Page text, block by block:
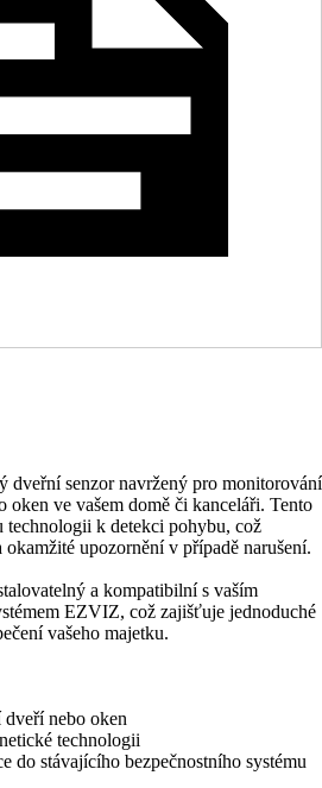
dveřní senzor navržený pro monitorování
oken ve vašem domě či kanceláři. Tento
technologii k detekci pohybu, což
upozornění v případě narušení.
a kompatibilní s vaším
EZVIZ, což zajišťuje jednoduché
vašeho majetku.
dveří nebo oken
technologii
do stávajícího bezpečnostního systému